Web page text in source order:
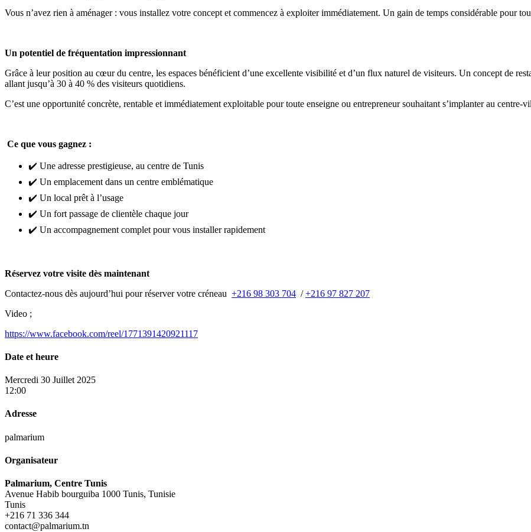
Vous n’avez rien à aménager : vous installez votre concept et commencez à exploiter immédiatement. Un gain de temps considérable pour
Un potentiel de fréquentation impressionnant
Grâce à leur position au cœur du centre, les espaces bénéficient d’une excellente visibilité et d’un flux naturel de visiteurs. Un concept de
allant jusqu’à 30 à 40 % des visiteurs quotidiens.
C’est une opportunité concrète, rentable et immédiatement exploitable pour toute enseigne ou entrepreneur souhaitant s’implanter au centre-
Ce que vous gagnez :
✔️ Une adresse prestigieuse, au centre de Tunis
✔️ Un emplacement dans un centre emblématique
✔️ Un local prêt à l’usage
✔️ Un fort passage de clientèle chaque jour
✔️ Un accompagnement complet pour vous installer rapidement
Réservez votre visite dès maintenant
Contactez-nous dès aujourd’hui pour réserver votre créneau +216 98 303 704 /+216 97 827 207
Video ;
https://www.facebook.com/reel/1771391420921117
Date et heure
Mercredi 30 Juillet 2025
12:00
Adresse
palmarium
Organisateur
Palmarium, Centre Tunis
Avenue Habib bourguiba 1000 Tunis, Tunisie
Tunis
+216 71 336 344
contact@palmarium.tn